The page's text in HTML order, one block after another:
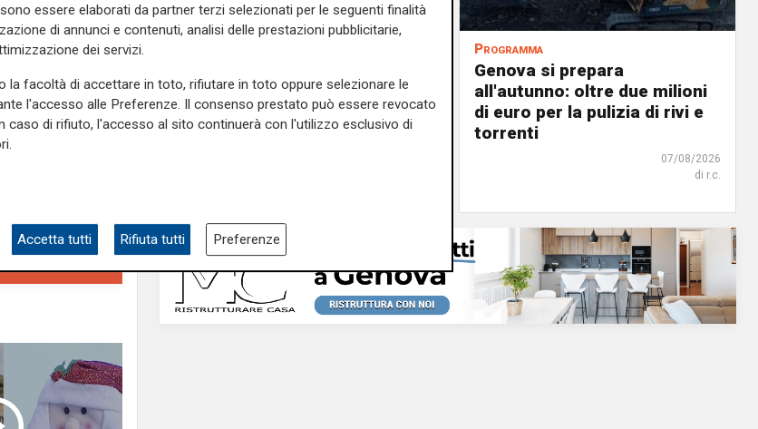
bollino rosso fino a
domenica. Ecco dove trovare
il fresco
Programma
Genova si prepara
all'autunno: oltre due milioni
di euro per la pulizia di rivi e
torrenti
07/08/2026
di r.c.
essere elaborati da partner terzi selezionati per le seguenti finalità
di annunci e contenuti, analisi delle prestazioni pubblicitarie,
dei servizi.
la facoltà di accettare in toto, rifiutare in toto oppure selezionare le
l'accesso alle Preferenze. Il consenso prestato può essere revocato
caso di rifiuto, l'accesso al sito continuerà con l'utilizzo esclusivo di
Accetta tutti Rifiuta tutti Preferenze